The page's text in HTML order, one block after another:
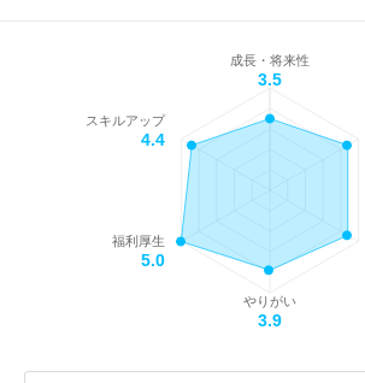
成長・将来性
3.5
やりがい
3.9
福利厚生
5.0
スキルアップ
4.4